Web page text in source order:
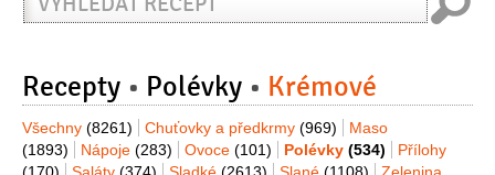
recept
Recepty Polévky Krémové
Všechny (8261) Chuťovky a předkrmy (969)
Maso
(1893)
Nápoje (283) Ovoce (101) Polévky (534)
Přílohy